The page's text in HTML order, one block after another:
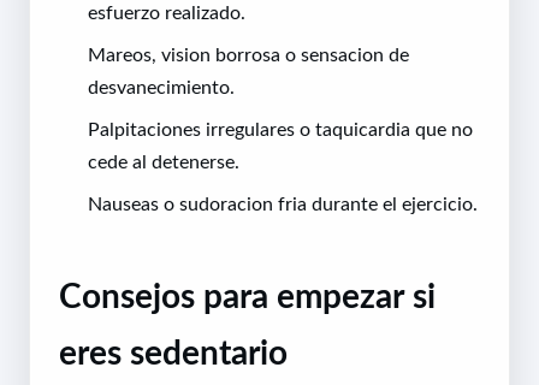
esfuerzo realizado.
Mareos, vision borrosa o sensacion de
desvanecimiento.
Palpitaciones irregulares o taquicardia que no
cede al detenerse.
Nauseas o sudoracion fria durante el ejercicio.
Consejos para empezar si
eres sedentario